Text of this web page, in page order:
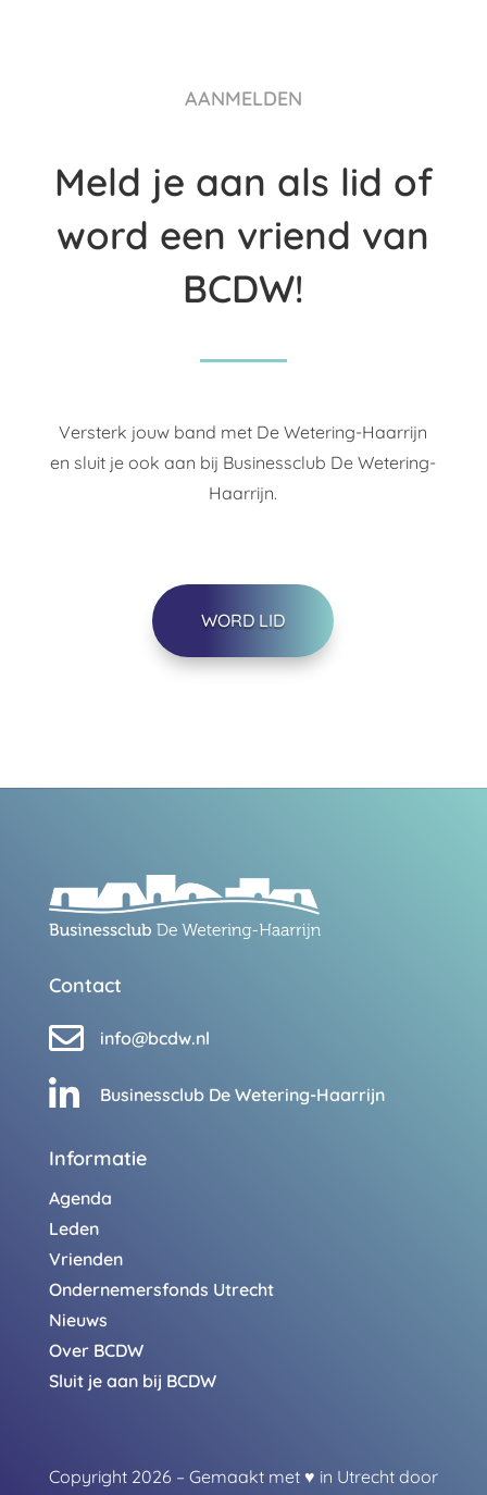
AANMELDEN
Meld je aan als lid of
word een vriend van
BCDW!
Versterk jouw band met De Wetering-Haarrijn
en sluit je ook aan bij Businessclub De Wetering-
Haarrijn.
WORD LID
Contact
 info@bcdw.nl
 Businessclub De Wetering-Haarrijn
Informatie
Agenda
Leden
Vrienden
Ondernemersfonds Utrecht
Nieuws
Over BCDW
Sluit je aan bij BCDW
Copyright 2026 – Gemaakt met ♥ in Utrecht door